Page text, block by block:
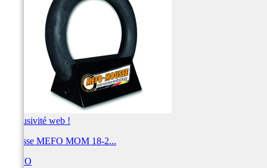
Exclusivité web !
Mousse MEFO MOM 18-2...
MEFO